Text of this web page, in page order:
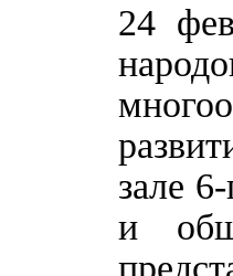
24
зале
и